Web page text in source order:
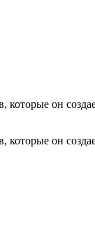
он
он